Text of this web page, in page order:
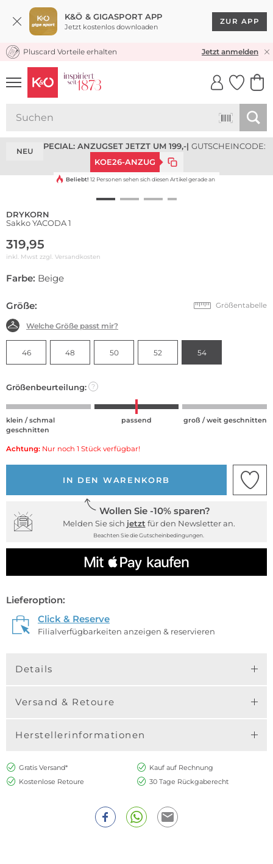
K&Ö & GIGASPORT APP
Jetzt kostenlos downloaden
ZUR APP
KOSTENLOSER VERSAND* & RÜCKVERSAND
Pluscard Vorteile erhalten Jetzt anmelden
UNSERE APP
CLICK &
ANZUGSPECIAL: ANZUGSET JETZT UM 199,-| GUTSCHEINCODE:
KOE26-ANZUG
NEU
Beliebt! 12 Personen sehen sich diesen Artikel gerade an
DRYKORN
Sakko YACODA 1
319,95
inkl. Mwst zzgl. Versandkosten
Farbe: Beige
Größe: Größentabelle
Welche Größe passt mir?
46 48 50 52 54
Größenbeurteilung: ?
klein / schmal
geschnitten
passend groß / weit geschnitten
Achtung: Nur noch 1 Stück verfügbar!
IN DEN WARENKORB
Wollen Sie -10% sparen?
Melden Sie sich jetzt für den Newsletter an.
Beachten Sie die Gutscheinbedingungen.
Lieferoption:
Click & Reserve
Filialverfügbarkeiten anzeigen & reservieren
Details
Versand & Retoure
Herstellerinformationen
Gratis Versand*
Kauf auf Rechnung
Kostenlose Retoure
30 Tage Rückgaberecht